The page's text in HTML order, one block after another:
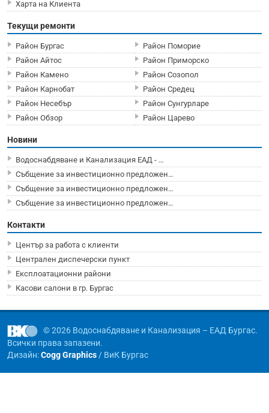
Харта на Клиента
Текущи ремонти
Район Бургас
Район Айтос
Район Камено
Район Карнобат
Район Несебър
Район Обзор
Район Поморие
Район Приморско
Район Созопол
Район Средец
Район Сунгурларе
Район Царево
Новини
Водоснабдяване и Канализация ЕАД - …
Събщение за инвестиционно предложен…
Събщение за инвестиционно предложен…
Събщение за инвестиционно предложен…
Контакти
Център за работа с клиенти
Централен диспечерски пункт
Експлоатационни райони
Касови салони в гр. Бургас
© 2026 Водоснабдяване и Канализация – ЕАД Бургас.
Всички права запазени.
Дизайн:Cogg Graphics/ ВиК Бургас